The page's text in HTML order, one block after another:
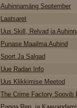
Auhinnamäng September
Laatsaret
Uus Skill, Relvad ja
Punase Maailma Auhind
Sport Ja Salgad
Uue Radari Info
Uus Klikkimise Meetod
The Crime Factory Soovib